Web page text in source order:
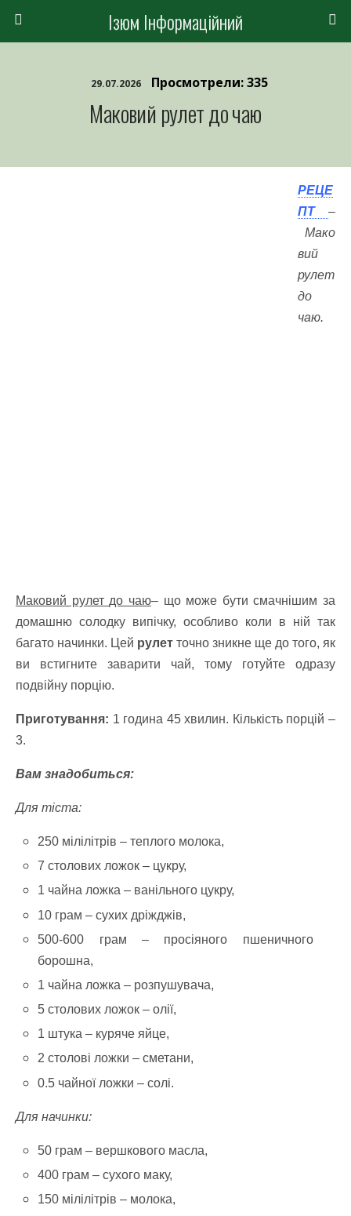
Ізюм Інформаційний
29.07.2026 Просмотрели: 335
Маковий рулет до чаю
РЕЦЕ
ПТ –
Мако
вий
рулет
до
чаю.
Маковий рулет до чаю– що може бути смачнішим за
домашню солодку випічку, особливо коли в ній так
багато начинки. Цей рулет точно зникне ще до того, як
ви встигните заварити чай, тому готуйте одразу
подвійну порцію.
Приготування: 1 година 45 хвилин. Кількість порцій –
3.
Вам знадобиться:
Для тіста:
250 мілілітрів – теплого молока,
7 столових ложок – цукру,
1 чайна ложка – ванільного цукру,
10 грам – сухих дріжджів,
500-600 грам – просіяного пшеничного
борошна,
1 чайна ложка – розпушувача,
5столових ложок –олії,
1 штука – куряче яйце,
2столові ложки – сметани,
0.5 чайної ложки – солі.
Для начинки:
50 грам – вершкового масла,
400 грам – сухого маку,
150 мілілітрів – молока,